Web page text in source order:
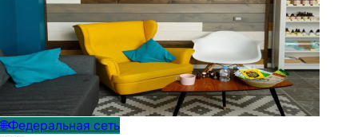
🌐Федеральная сеть